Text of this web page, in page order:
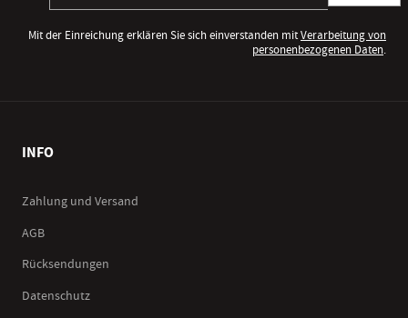
Mit der Einreichung erklären Sie sich einverstanden mitVerarbeitung von
personenbezogenen Daten.
INFO
Zahlung und Versand
AGB
Rücksendungen
Datenschutz